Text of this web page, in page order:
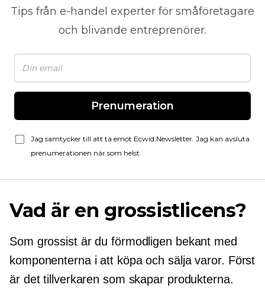
Tips från e-handel experter för småföretagare
och blivande entreprenörer.
Prenumeration
Jag samtycker till att ta emot Ecwid Newsletter. Jag kan avsluta
prenumerationen när som helst.
Vad är en grossistlicens?
Som grossist är du förmodligen bekant med
komponenterna i att köpa och sälja varor. Först
är det tillverkaren som skapar produkterna.